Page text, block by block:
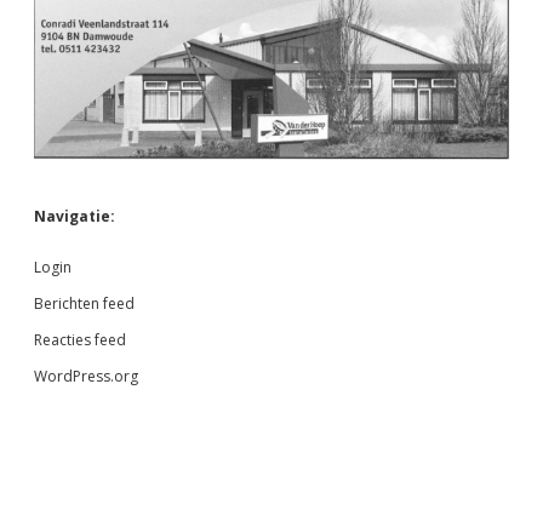
Navigatie:
Login
Berichten feed
Reacties feed
WordPress.org